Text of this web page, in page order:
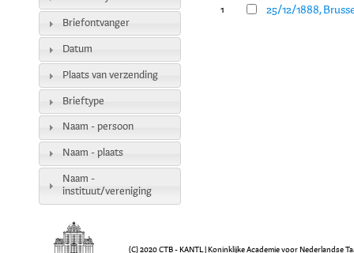
1 25/12/1888,
Briefontvanger
Datum
Plaats van verzending
Brieftype
Naam - persoon
Naam - plaats
Naam -
instituut/vereniging
(C) 2020 CTB - KANTL | Koninklijke Academie voor Nederlandse